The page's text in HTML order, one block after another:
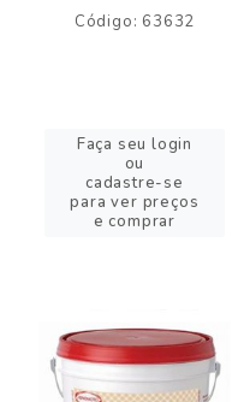
Código: 63632
Faça seu login
ou
cadastre-se
para ver preços
e comprar